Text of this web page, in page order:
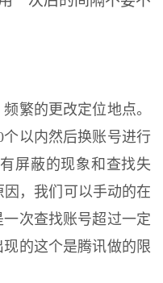
繁的更改定位地点。
以内然后换账号进行
屏蔽的现象和查找失
，我们可以手动的在
次查找账号超过一定
的这个是腾讯做的限